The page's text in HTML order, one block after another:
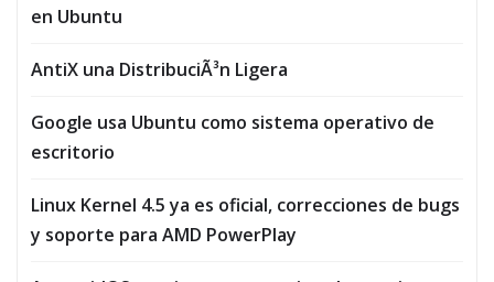
en Ubuntu
AntiX una DistribuciÃ³n Ligera
Google usa Ubuntu como sistema operativo de
escritorio
Linux Kernel 4.5 ya es oficial, correcciones de bugs
y soporte para AMD PowerPlay